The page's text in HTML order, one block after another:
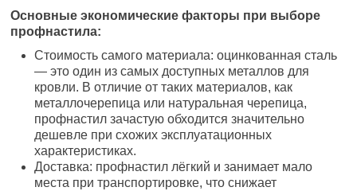
Основные экономические факторы при выборе
профнастила:
Стоимость самого материала: оцинкованная сталь
— это один из самых доступных металлов для
кровли. В отличие от таких материалов, как
металлочерепица или натуральная черепица,
профнастил зачастую обходится значительно
дешевле при схожих эксплуатационных
характеристиках.
Доставка: профнастил лёгкий и занимает мало
места при транспортировке, что снижает